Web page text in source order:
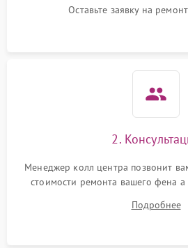
Оставьте заявку на
2.
Менеджер колл центра позвонит
стоимости ремонта вашего фена а
Подробнее